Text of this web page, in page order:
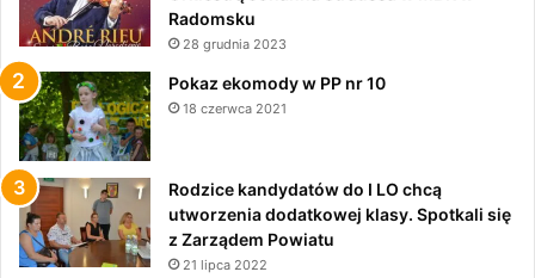
Radomsku
28 grudnia 2023
Pokaz ekomody w PP nr 10
18 czerwca 2021
Rodzice kandydatów do I LO chcą
utworzenia dodatkowej klasy. Spotkali się
z Zarządem Powiatu
21 lipca 2022